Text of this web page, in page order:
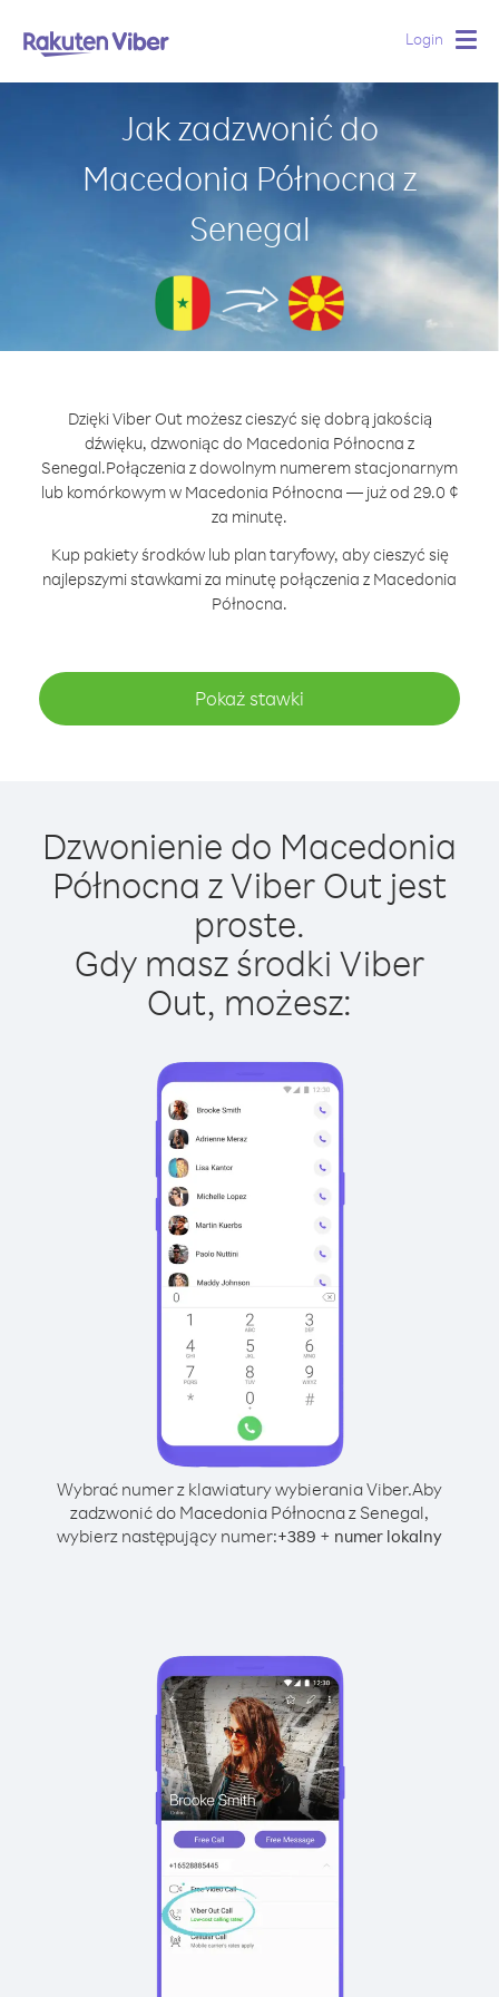
Login
Jak zadzwonić do
Macedonia Północna z
Senegal
Dzięki Viber Out możesz cieszyć się dobrą jakością
dźwięku, dzwoniąc do Macedonia Północna z
Senegal.Połączenia z dowolnym numerem stacjonarnym
lub komórkowym w Macedonia Północna — już od 29.0 ¢
za minutę.
Kup pakiety środków lub plan taryfowy, aby cieszyć się
najlepszymi stawkami za minutę połączenia z Macedonia
Północna.
Pokaż stawki
Dzwonienie do Macedonia
Północna z Viber Out jest
proste.
Gdy masz środki Viber
Out, możesz:
Wybrać numer z klawiatury wybierania Viber.Aby
zadzwonić do Macedonia Północna z Senegal,
wybierz następujący numer:+389 + numer lokalny